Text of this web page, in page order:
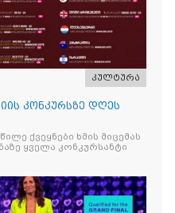
კულტურა
კონკურსზე დღეს
ქვეყნები ხმის მიცემას
ყველა კონკურსანტი